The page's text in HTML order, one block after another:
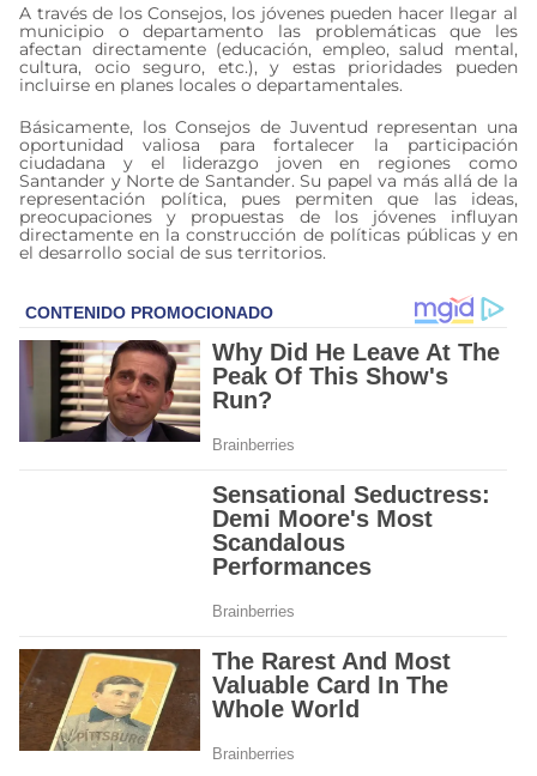
A través de los Consejos, los jóvenes pueden hacer llegar al
municipio o departamento las problemáticas que les
afectan directamente (educación, empleo, salud mental,
cultura, ocio seguro, etc.), y estas prioridades pueden
incluirse en planes locales o departamentales.
Básicamente, los Consejos de Juventud representan una
oportunidad valiosa para fortalecer la participación
ciudadana y el liderazgo joven en regiones como
Santander y Norte de Santander. Su papel va más allá de la
representación política, pues permiten que las ideas,
preocupaciones y propuestas de los jóvenes influyan
directamente en la construcción de políticas públicas y en
el desarrollo social de sus territorios.